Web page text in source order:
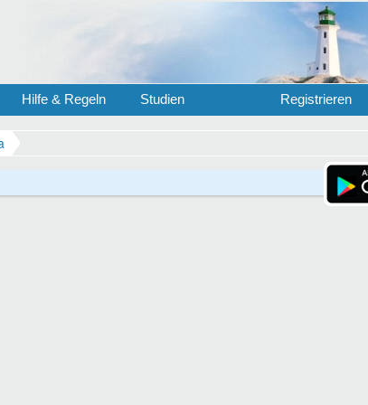
Hilfe & Regeln Studien Registrieren